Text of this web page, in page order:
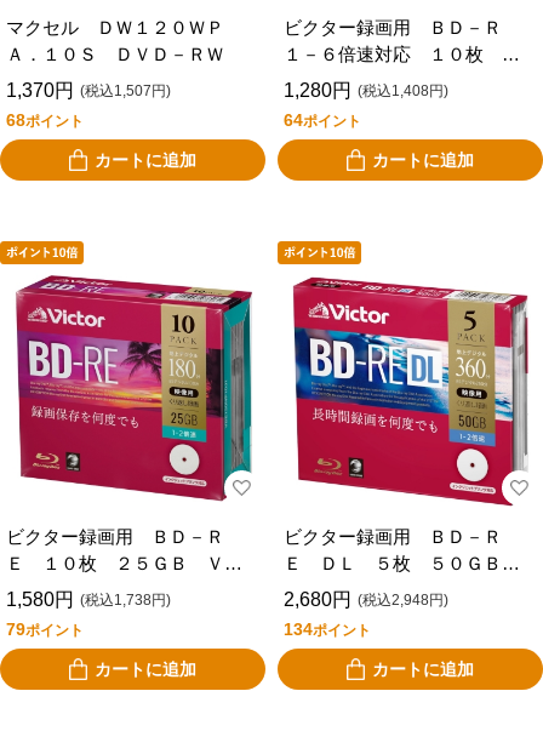
マクセル ＤＷ１２０ＷＰ
Ａ．１０Ｓ ＤＶＤ－ＲＷ
1,370円 (税込1,507円)
68ポイント
カートに追加
ビクター録画用 ＢＤ－Ｒ
１－６倍速対応 １０枚 ２
５ＧＢ ＶＢＲ１３０ＲＰ１
1,280円 (税込1,408円)
64ポイント
カートに追加
ビクター録画用 ＢＤ－Ｒ
Ｅ １０枚 ２５ＧＢ ＶＢ
Ｅ１３０ＮＰ１０Ｊ１
1,580円 (税込1,738円)
79ポイント
カートに追加
ビクター録画用 ＢＤ－Ｒ
Ｅ ＤＬ ５枚 ５０ＧＢ
ＶＢＥ２６０ＮＰ５Ｊ１
2,680円 (税込2,948円)
134ポイント
カートに追加